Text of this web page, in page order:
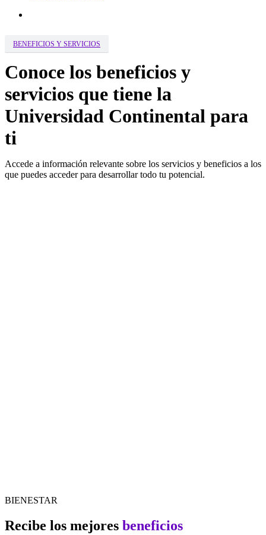
BENEFICIOS Y SERVICIOS
Conoce los beneficios y
servicios que tiene la
Universidad Continental para
ti
Accede a información relevante sobre los servicios y beneficios a los
que puedes acceder para desarrollar todo tu potencial.
BIENESTAR
Recibe los mejores beneficios